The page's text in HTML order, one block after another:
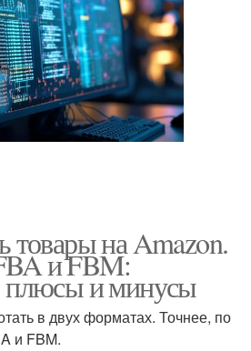
товары на Amazon.
и FBM:
плюсы и минусы
в двух форматах. Точнее, по
и FBM.